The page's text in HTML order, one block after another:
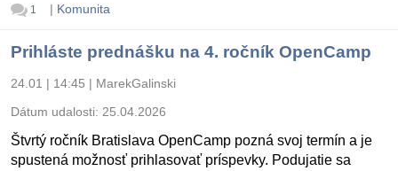
1 | Komunita
Prihláste prednášku na 4. ročník OpenCamp
24.01 | 14:45 | MarekGalinski
Dátum udalosti: 25.04.2026
Štvrtý ročník Bratislava OpenCamp pozná svoj termín a je
spustená možnosť prihlasovať príspevky. Podujatie sa